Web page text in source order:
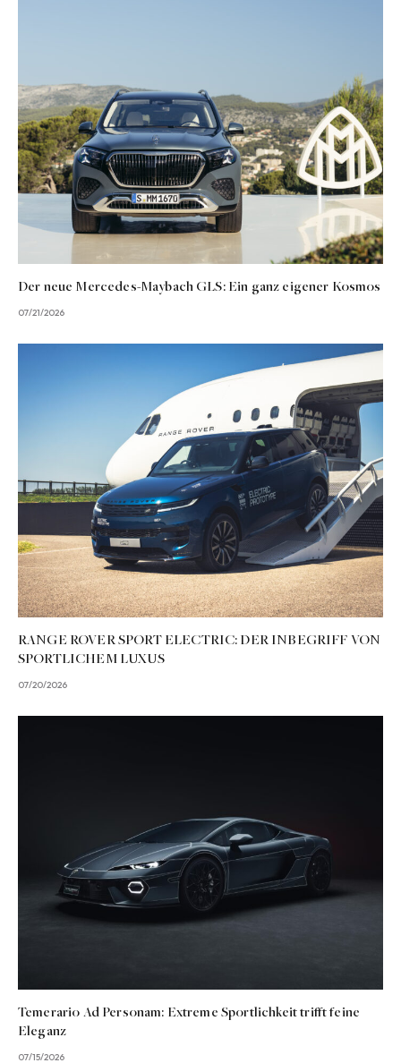
Der neue Mercedes-Maybach GLS: Ein ganz eigener Kosmos
07/21/2026
RANGE ROVER SPORT ELECTRIC: DER INBEGRIFF VON
SPORTLICHEM LUXUS
07/20/2026
Temerario Ad Personam: Extreme Sportlichkeit trifft feine
Eleganz
07/15/2026